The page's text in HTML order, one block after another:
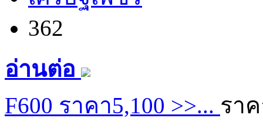
362
อ่านต่อ
F600 ราคา5,100 >>... รา